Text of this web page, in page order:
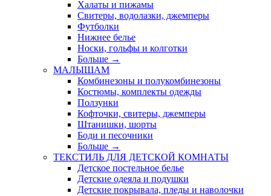
Халаты и пижамы
Свитеры, водолазки, джемперы
Футболки
Нижнее белье
Носки, гольфы и колготки
Больше →
МАЛЫШАМ
Комбинезоны и полукомбинезоны
Костюмы, комплекты одежды
Ползунки
Кофточки, свитеры, джемперы
Штанишки, шорты
Боди и песочники
Больше →
ТЕКСТИЛЬ ДЛЯ ДЕТСКОЙ КОМНАТЫ
Детское постельное белье
Детские одеяла и подушки
Детские покрывала, пледы и наволочки